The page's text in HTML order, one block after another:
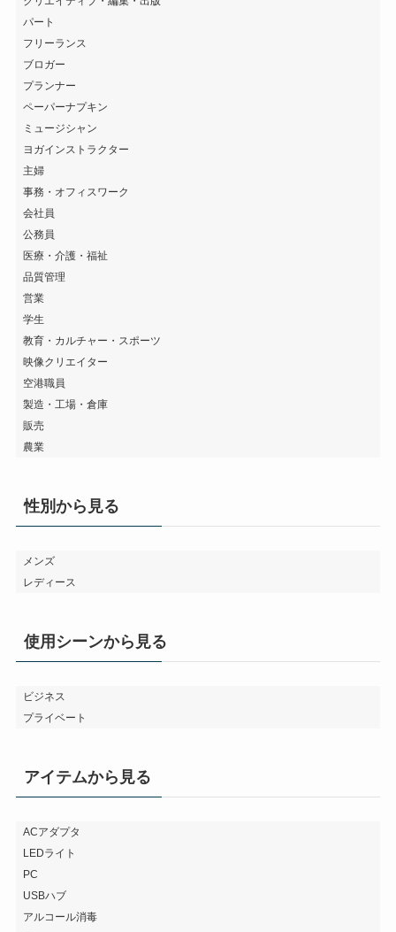
パート
フリーランス
ブロガー
プランナー
ペーパーナプキン
ミュージシャン
ヨガインストラクター
主婦
事務・オフィスワーク
会社員
公務員
医療・介護・福祉
品質管理
営業
学生
教育・カルチャー・スポーツ
映像クリエイター
空港職員
製造・工場・倉庫
販売
農業
性別から見る
メンズ
レディース
使用シーンから見る
ビジネス
プライベート
アイテムから見る
ACアダプタ
LEDライト
PC
USBハブ
アルコール消毒